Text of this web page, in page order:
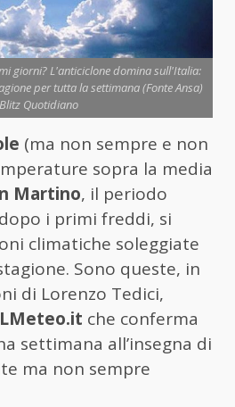
giorni? L'anticiclone domina sull'Italia:
per tutta la settimana (Fonte Ansa)
Quotidiano
(ma non sempre e non
sopra la media
Martino, il periodo
i primi freddi, si
climatiche soleggiate
Sono queste, in
di Lorenzo Tedici,
che conferma
settimana all’insegna di
ma non sempre